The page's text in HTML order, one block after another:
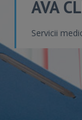
AVA
Servicii